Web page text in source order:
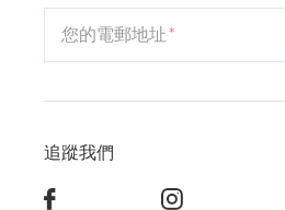
您的電郵地址
追蹤我們